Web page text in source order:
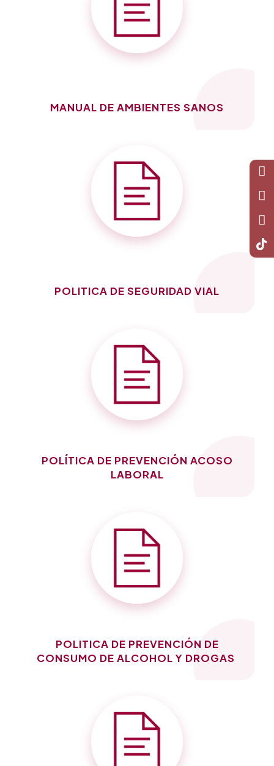
MANUAL DE AMBIENTES SANOS
POLITICA DE SEGURIDAD VIAL
POLÍTICA DE PREVENCIÓN ACOSO
LABORAL
POLITICA DE PREVENCIÓN DE
CONSUMO DE ALCOHOL Y DROGAS